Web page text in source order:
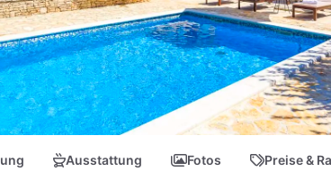
Ausstattung Fotos Preise &